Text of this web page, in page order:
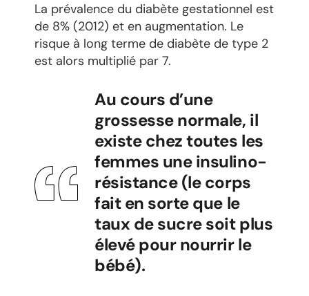
La prévalence du diabète gestationnel est
de 8% (2012) et en augmentation. Le
risque à long terme de diabète de type 2
est alors multiplié par 7.
Au cours d’une
grossesse normale, il
existe chez toutes les
femmes une insulino-
résistance (le corps
fait en sorte que le
taux de sucre soit plus
élevé pour nourrir le
bébé).